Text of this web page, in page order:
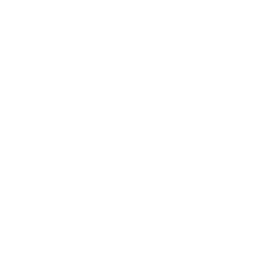
复制、发表或引用。如征
需在允许的范围内使用，
究”，提示使用本报告的风
悖原意的引用、删节和修
构（以下简称“该个人或机
机构独自为此发送行为负
者应自行联系该个人或机
易本报告中提及的期货品
或机构之客户提供的投资
联机构亦不为该个人或机
内容引起的任何损失承担